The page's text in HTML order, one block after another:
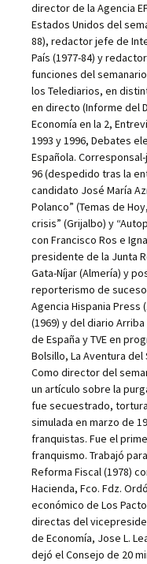
director de la Agencia
Estados Unidos del
88), redactor jefe de
País (1977-84) y
funciones del
los Telediarios, en
en directo (Informe del
Economía en la 2,
1993 y 1996, Debates
Española.
96 (despedido tras la
candidato José María
Polanco” (Temas de
crisis” (Grijalbo) y
con Francisco Ros e
presidente de la Junta
Gata-Níjar (Almería) y
reporterismo de
Agencia Hispania Press
(1969) y del diario Arriba
de España y TVE en
Bolsillo, La Aventura del
Como director del
un artículo sobre la
fue secuestrado,
simulada en marzo de
franquistas. Fue el
franquismo. Trabajó
Reforma Fiscal (1978)
Hacienda, Fco. Fdz.
económico de Los
directas del
de Economía, Jose L.
dejó el Consejo de 20